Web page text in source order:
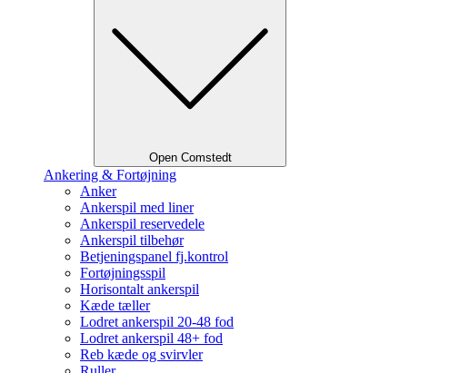
Open Comstedt
Ankering & Fortøjning
Anker
Ankerspil med liner
Ankerspil reservedele
Ankerspil tilbehør
Betjeningspanel fj.kontrol
Fortøjningsspil
Horisontalt ankerspil
Kæde tæller
Lodret ankerspil 20-48 fod
Lodret ankerspil 48+ fod
Reb kæde og svirvler